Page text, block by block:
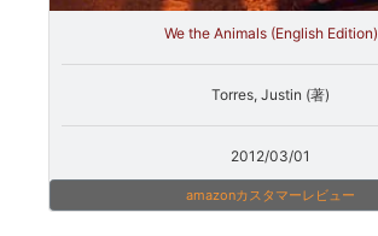
We the Animals (English Edition)
Torres, Justin (著)
2012/03/01
amazonカスタマーレビュー